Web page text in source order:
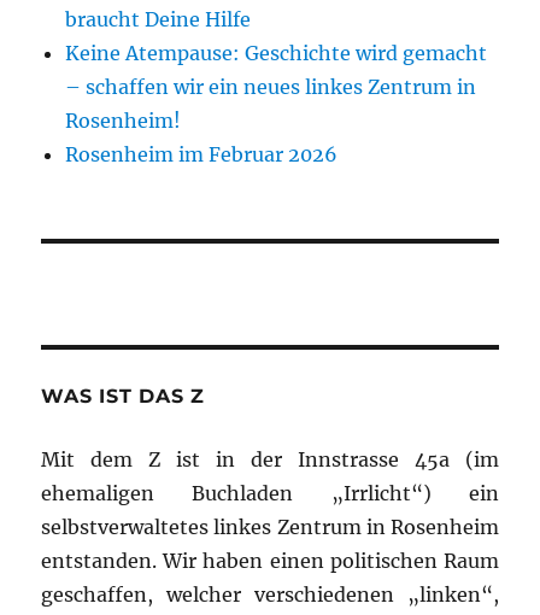
braucht Deine Hilfe
Keine Atempause: Geschichte wird gemacht
– schaffen wir ein neues linkes Zentrum in
Rosenheim!
Rosenheim im Februar 2026
WAS IST DAS Z
Mit dem Z ist in der Innstrasse 45a (im
ehemaligen Buchladen „Irrlicht“) ein
selbstverwaltetes linkes Zentrum in Rosenheim
entstanden. Wir haben einen politischen Raum
geschaffen, welcher verschiedenen „linken“,